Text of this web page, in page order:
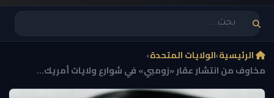
الرئيسية›الولايات المتحدة›
مخاوف من انتشار عقار «زومبي» في شوارع ولايات أمريك...